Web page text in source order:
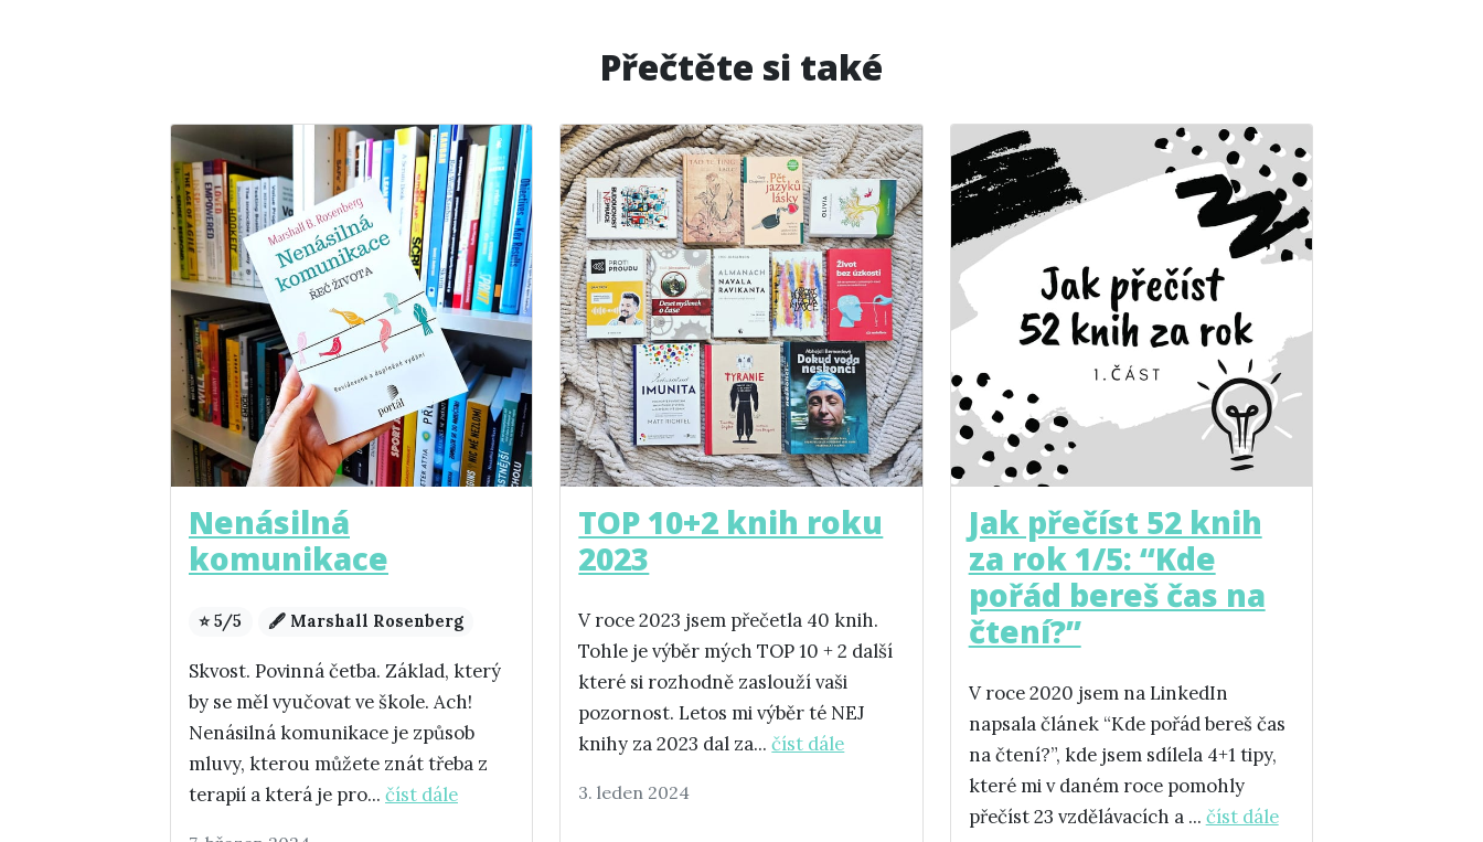
Přečtěte si také
Nenásilná
komunikace
⭐ 5/5 🖋️ Marshall Rosenberg
Skvost. Povinná četba. Základ, který
by se měl vyučovat ve škole. Ach!
Nenásilná komunikace je způsob
mluvy, kterou můžete znát třeba z
terapií a která je pro... číst dále
TOP 10+2 knih roku
2023
V roce 2023 jsem přečetla 40 knih.
Tohle je výběr mých TOP 10 + 2 další
které si rozhodně zaslouží vaši
pozornost. Letos mi výběr té NEJ
knihy za 2023 dal za...číst dále
3. leden 2024
Jak přečíst 52 knih
za rok 1/5: “Kde
pořád bereš čas na
čtení?”
V roce 2020 jsem na LinkedIn
napsala článek “Kde pořád bereš čas
na čtení?”, kde jsem sdílela 4+1 tipy,
které mi v daném roce pomohly
přečíst 23 vzdělávacích a ... číst dále